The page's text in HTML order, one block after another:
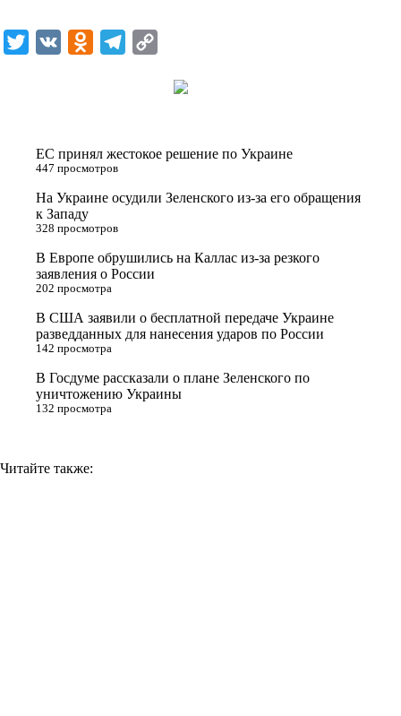
l
a
n
i
k
i
a
n
ЕС принял жестокое решение по Украине
447 просмотров
На Украине осудили Зеленского из-за его обращения
к Западу
328 просмотров
В Европе обрушились на Каллас из-за резкого
заявления о России
202 просмотра
В США заявили о бесплатной передаче Украине
разведданных для нанесения ударов по России
142 просмотра
В Госдуме рассказали о плане Зеленского по
уничтожению Украины
132 просмотра
Читайте также: